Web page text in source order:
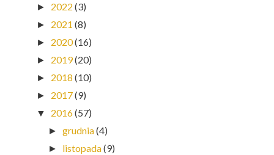
► 2022 (3)
► 2021 (8)
► 2020(16)
► 2019(20)
► 2018 (10)
► 2017(9)
▼ 2016(57)
►grudnia(4)
► listopada(9)